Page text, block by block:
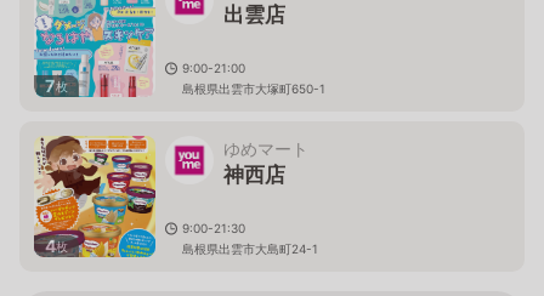
7枚
出雲店
9:00-21:00
島根県出雲市大塚町650-1
4枚
ゆめマート
神西店
9:00-21:30
島根県出雲市大島町24-1